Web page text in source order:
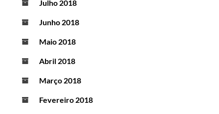
Julho 2018
Junho 2018
Maio 2018
Abril 2018
Março 2018
Fevereiro 2018